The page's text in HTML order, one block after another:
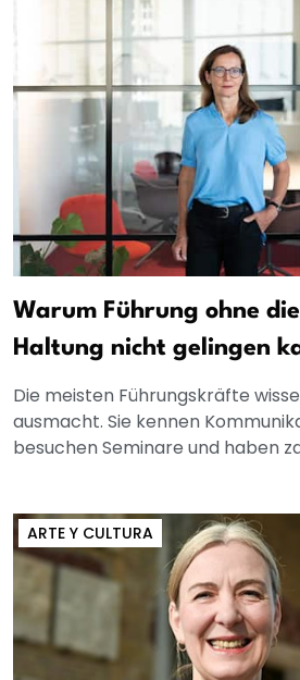
Warum Führung ohne
Haltung nicht gelingen
Die meisten Führungskräfte
ausmacht. Sie kennen
besuchen Seminare und haben
ARTE Y CULTURA